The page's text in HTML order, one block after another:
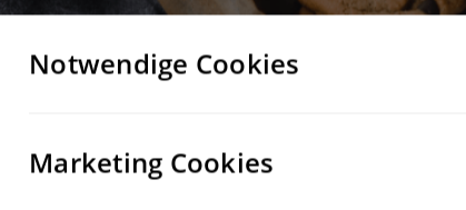
Notwendige Cookies
Marketing Cookies